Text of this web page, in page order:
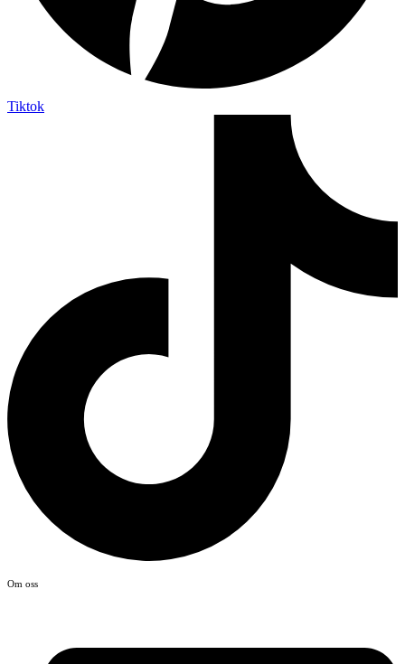
Tiktok
Om oss